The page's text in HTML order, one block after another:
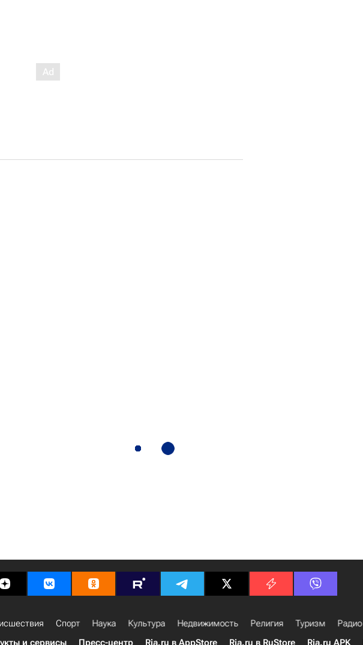
Спорт Наука Культура Недвижимость Религия Туризм Радио
и сервисы Пресс-центр Ria.ru в AppStore Ria.ru в RuStore Ria.ru APK